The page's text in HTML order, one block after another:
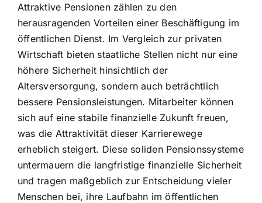
Attraktive Pensionen zählen zu den
herausragenden Vorteilen einer Beschäftigung im
öffentlichen Dienst. Im Vergleich zur privaten
Wirtschaft bieten staatliche Stellen nicht nur eine
höhere Sicherheit hinsichtlich der
Altersversorgung, sondern auch beträchtlich
bessere Pensionsleistungen. Mitarbeiter können
sich auf eine stabile finanzielle Zukunft freuen,
was die Attraktivität dieser Karrierewege
erheblich steigert. Diese soliden Pensionssysteme
untermauern die langfristige finanzielle Sicherheit
und tragen maßgeblich zur Entscheidung vieler
Menschen bei, ihre Laufbahn im öffentlichen